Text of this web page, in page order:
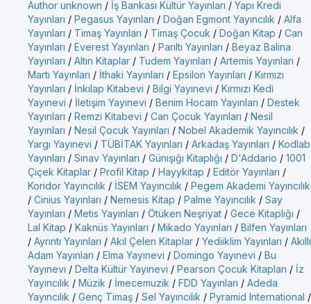
Author unknown / İş Bankası Kültür Yayınları / Yapı Kredi
Yayınları / Pegasus Yayınları / Doğan Egmont Yayıncılık / Alfa
Yayınları / Timaş Yayınları / Timaş Çocuk / Doğan Kitap / Can
Yayınları / Everest Yayınları / Parıltı Yayınları / Beyaz Balina
Yayınları / Altın Kitaplar / Tudem Yayınları / Artemis Yayınları /
Martı Yayınları / İthaki Yayınları / Epsilon Yayınları / Kırmızı
Yayınları / İnkılap Kitabevi / Bilgi Yayınevi / Kırmızı Kedi
Yayınevi / İletişim Yayınevi / Benim Hocam Yayınları / Destek
Yayınları / Remzi Kitabevi / Can Çocuk Yayınları / Nesil
Yayınları / Nesil Çocuk Yayınları / Nobel Akademik Yayıncılık /
Yargı Yayınevi / TÜBİTAK Yayınları / Arkadaş Yayınları / Kodlab
Yayınları / Sınav Yayınları / Günışığı Kitaplığı / D'Addario / 1001
Çiçek Kitaplar / Profil Kitap / Hayykitap / Editör Yayınları /
Koridor Yayıncılık / İSEM Yayıncılık / Pegem Akademi Yayıncılık
/ Cinius Yayınları / Nemesis Kitap / Palme Yayıncılık / Say
Yayınları / Metis Yayınları / Ötüken Neşriyat / Gece Kitaplığı /
Lal Kitap / Kaknüs Yayınları / Mikado Yayınları / Bilfen Yayınları
/ Ayrıntı Yayınları / Akıl Çelen Kitaplar / Yediiklim Yayınları / Akıllı
Adam Yayınları / Elma Yayınevi / Domingo Yayınevi / Bu
Yayınevi / Delta Kültür Yayınevi / Pearson Çocuk Kitapları / İz
Yayıncılık / Müzik / İmecemuzik / FDD Yayınları / Adeda
Yayıncılık / Genç Timaş / Sel Yayıncılık / Pyramid International /